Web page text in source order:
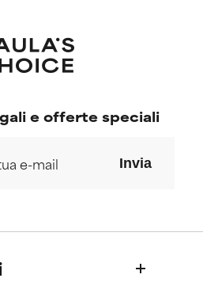
ancora assegnato
ingrediente
abbiamo avuto
ancora assegnato
ingrediente
abbiamo avuto
e offerte speciali
Invia